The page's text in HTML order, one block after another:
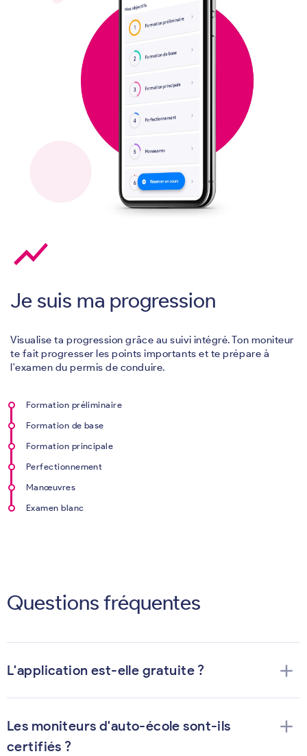
show_chart
Je suis ma progression
Visualise ta progression grâce au suivi intégré. Ton moniteur
te fait progresser les points importants et te prépare à
l'examen du permis de conduire.
Formation préliminaire
Formation de base
Formation principale
Perfectionnement
Manœuvres
Examen blanc
Questions fréquentes
L'application est-elle gratuite ? add
Les moniteurs d'auto-école sont-ils
certifiés ?
add